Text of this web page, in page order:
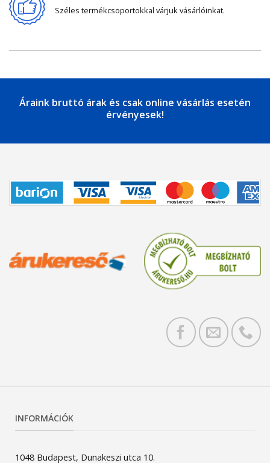
Széles termékcsoportokkal várjuk vásárlóinkat.
Áraink bruttó árak és csak online vásárlás esetén
érvényesek!
INFORMÁCIÓK
1048 Budapest, Dunakeszi utca 10.